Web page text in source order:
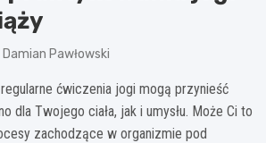
Damian Pawłowski
ćwiczenia jogi mogą przynieść
dla Twojego ciała, jak i umysłu. Może Ci to
zachodzące w organizmie pod